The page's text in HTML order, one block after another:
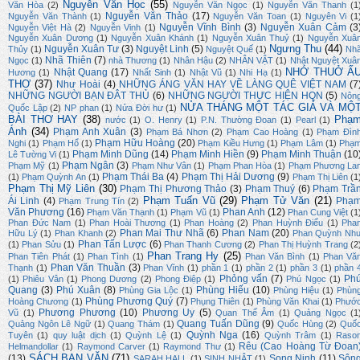
Văn Hòa (2) Nguyễn Văn Học (55) Nguyễn Văn Ngọc (1) Nguyễn Văn Thanh
Nguyễn Văn Thành (1) Nguyễn Văn Thảo (17) Nguyễn Văn Toan (1) Nguyên Vi
Nguyễn Việt Hà (2) Nguyễn Vinh (1) Nguyễn Vĩnh Bình (3) Nguyễn Xuân Cảm
Nguyễn Xuân Dương (1) Nguyễn Xuân Khánh (1) Nguyễn Xuân Thuỷ (1) Nguyễn
Thủy (1) Nguyễn Xuân Tư (3) Nguyệt Linh (5) Nguyệt Quế (1) Ngưng Thu (44)
Ngọc (1) Nhã Thiên (7) nhà Thương (1) Nhân Hậu (2) NHÂN VẬT (1) Nhật Nguyệt
Hương (1) Nhật Quang (17) Nhất Sinh (1) Nhật Vũ (1) Nhi Hạ (1) NHỚ THUỞ
THƠ (37) Như Hoài (4) NHỮNG ÁNG VĂN HAY VỀ LÀNG QUÊ VIỆT NAM
NHỮNG NGƯỜI BẠN ĐÂT THỦ (6) NHỮNG NGƯỜI THỰC HIỆN HQN (5)
Quốc Lập (2) NP phan (1) Nửa Đời hư (1) NỬA THÁNG MỘT TÁC GIẢ VÀ
BÀI THƠ HAY (38) nước (1) O. Henry (1) P.N. Thường Đoan (1) Pearl (1)
Ánh (34) Phạm Anh Xuân (3) Phạm Bá Nhơn (2) Phạm Cao Hoàng (1) Phạm
Nghi (1) Phạm Hổ (1) Phạm Hữu Hoàng (20) Phạm Kiều Hưng (1) Phạm Lâm (1)
Lê Tường Vi (1) Phạm Minh Dũng (14) Phạm Minh Hiền (9) Phạm Minh Thuận
Phạm Mỹ (1) Phạm Ngân (3) Phạm Như Vân (1) Phạm Phan Hòa (1) Phạm Phương
(1) Phạm Quỳnh An (1) Phạm Thái Ba (4) Phạm Thị Hải Dương (9) Phạm Thị Liên
Phạm Thị Mỹ Liên (30) Phạm Thị Phương Thảo (3) Phạm Thuý (6) Phạm
Ái Linh (4) Phạm Trung Tín (2) Phạm Tuấn Vũ (29) Phạm Tử Văn (21)
Văn Phương (16) Phạm Văn Thạnh (1) Phạm Vũ (1) Phan Anh (12) Phan Cung Việt
Phan Đức Nam (1) Phan Hoài Thương (1) Phan Hoàng (2) Phan Huỳnh Điểu (1)
Hữu Lý (1) Phan Khanh (2) Phan Mai Thư Nhã (6) Phan Nam (20) Phan Quỳnh
(1) Phan Sửu (1) Phan Tấn Lược (6) Phan Thanh Cương (2) Phan Thị Huỳnh Trang
Phan Tiên Phát (1) Phan Tình (1) Phan Trang Hy (25) Phan Văn Bình (1) Phan
Thạnh (1) Phan Văn Thuần (3) Phan Vĩnh (1) phần 1 (1) phần 2 (1) phần 3 (1) phần
(1) Phiêu Vân (1) Phong Dương (2) Phong Điệp (1) Phỏng vấn (7) Phú Ngọc (1)
Quang (3) Phú Xuân (8) Phùng Gia Lộc (1) Phùng Hiếu (10) Phùng Hiệu (1)
Hoàng Chương (1) Phùng Phương Quý (7) Phụng Thiên (1) Phùng Văn Khai (1)
Vũ (1) Phương Phương (10) Phương Uy (5) Quan Thế Âm (1) Quảng Ngọc
Quảng Ngôn Lê Ngữ (1) Quang Thám (1) Quang Tuấn Dũng (9) Quốc Hùng (2)
Tuyên (1) quy luật dịch (1) Quỳnh Lệ (1) Quỳnh Nga (16) Quỳnh Trâm (1)
Helmandollar (1) Raymond Carver (1) Raymond Thư (1) Rêu (Cao Hoàng Từ